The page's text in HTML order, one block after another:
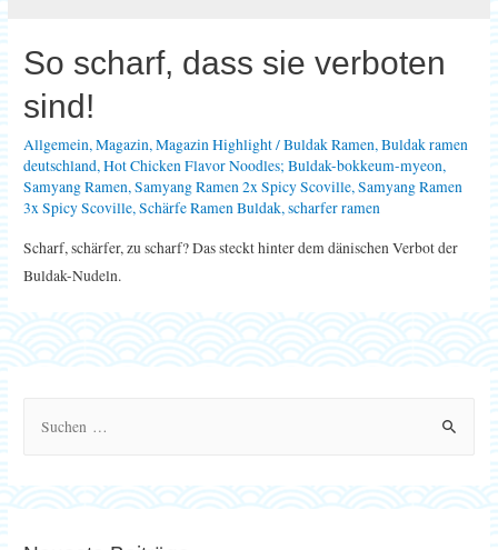
So scharf, dass sie verboten
sind!
Allgemein,Magazin,Magazin Highlight/Buldak Ramen,Buldak ramen
deutschland,Hot Chicken Flavor Noodles; Buldak-bokkeum-myeon,
Samyang Ramen,Samyang Ramen 2x Spicy Scoville,Samyang Ramen
3x Spicy Scoville,Schärfe Ramen Buldak,scharfer ramen
Scharf, schärfer, zu scharf? Das steckt hinter dem dänischen Verbot der
Buldak-Nudeln.